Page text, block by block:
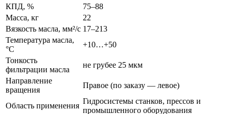
КПД, %
75–88
Масса, кг
22
Вязкость масла, мм²/с 17–213
Температура масла,
°C
+10…+50
Тонкость
фильтрации масла
не грубее 25 мкм
Направление
вращения
Правое (по заказу — левое)
Область применения
Гидросистемы станков, прессов и
промышленного оборудования